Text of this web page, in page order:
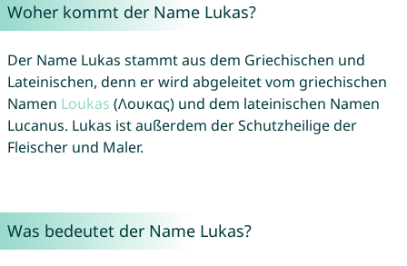
Woher kommt der Name Lukas?
Der Name Lukas stammt aus dem Griechischen und
Lateinischen, denn er wird abgeleitet vom griechischen
Namen Loukas (Λουκας) und dem lateinischen Namen
Lucanus. Lukas ist außerdem der Schutzheilige der
Fleischer und Maler.
Was bedeutet der Name Lukas?